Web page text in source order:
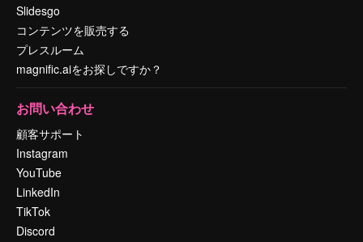
Slidesgo
コンテンツを販売する
プレスルーム
magnific.aiをお探しですか？
お問い合わせ
顧客サポート
Instagram
YouTube
LinkedIn
TikTok
Discord